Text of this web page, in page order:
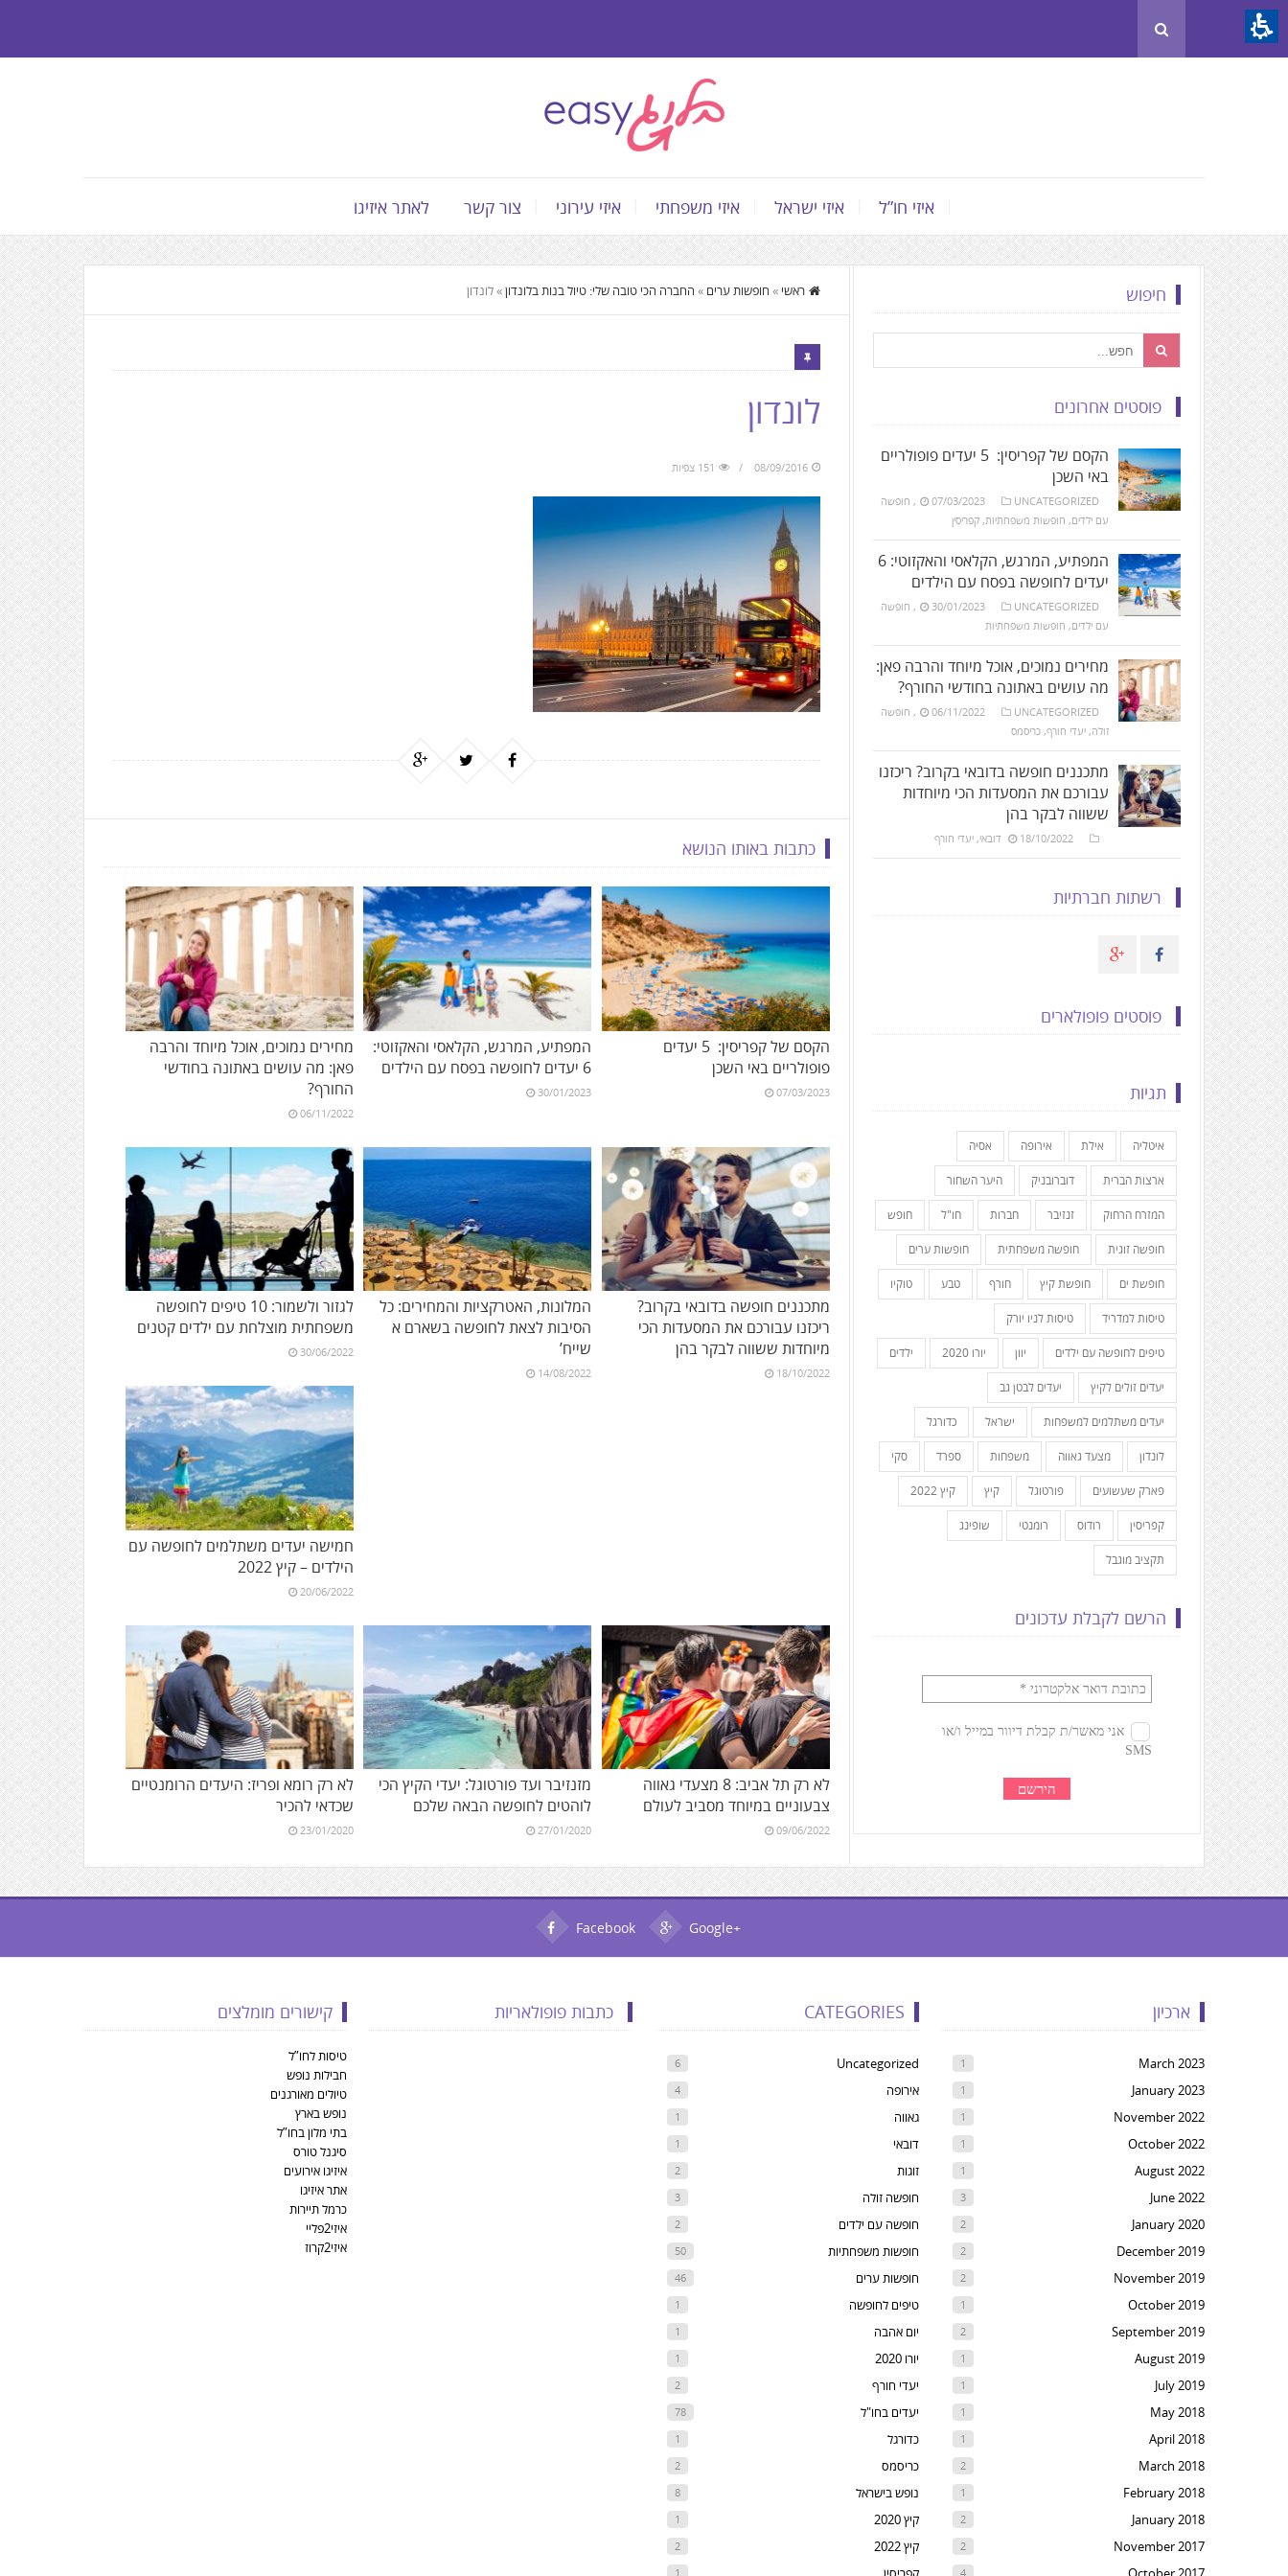
The
beginning
to
the
main
Content
איזי חו”ל איזי ישראל איזי משפחתי איזי עירוני צור קשר לאתר איזיגו
Enter
ראשי » חופשות ערים » החברה הכי טובה שלי: טיול בנות בלונדון»לונדון
לונדון
08/09/2016 151 צפיות
כתבות באותו הנושא
הקסם של קפריסין: 5 יעדים
פופולריים באי השכן
07/03/2023
המפתיע, המרגש, הקלאסי והאקזוטי:
6 יעדים לחופשה בפסח עם הילדים
30/01/2023
מחירים נמוכים, אוכל מיוחד והרבה
פאן: מה עושים באתונה בחודשי
החורף?
06/11/2022
מתכננים חופשה בדובאי בקרוב?
ריכזנו עבורכם את המסעדות הכי
מיוחדות ששווה לבקר בהן
18/10/2022
המלונות, האטרקציות והמחירים: כל
הסיבות לצאת לחופשה בשארם א
שייח’
14/08/2022
לגזור ולשמור: 10 טיפים לחופשה
משפחתית מוצלחת עם ילדים קטנים
30/06/2022
חמישה יעדים משתלמים לחופשה עם
הילדים – קיץ 2022
20/06/2022
לא רק תל אביב: 8 מצעדי גאווה
צבעוניים במיוחד מסביב לעולם
09/06/2022
מזנזיבר ועד פורטוגל: יעדי הקיץ הכי
לוהטים לחופשה הבאה שלכם
27/01/2020
לא רק רומא ופריז: היעדים הרומנטיים
שכדאי להכיר
23/01/2020
חיפוש
פוסטים אחרונים
הקסם של קפריסין: 5 יעדים פופולריים
באי השכן
07/03/2023 UNCATEGORIZED
, חופשה
עם ילדים, חופשות משפחתיות,קפריסין
המפתיע, המרגש, הקלאסי והאקזוטי: 6
יעדים לחופשה בפסח עם הילדים
30/01/2023 UNCATEGORIZED
, חופשה
עם ילדים, חופשות משפחתיות
מחירים נמוכים, אוכל מיוחד והרבה פאן:
מה עושים באתונה בחודשי החורף?
06/11/2022 UNCATEGORIZED
, חופשה
זולה,יעדי חורף,כריסמס
מתכננים חופשה בדובאי בקרוב? ריכזנו
עבורכם את המסעדות הכי מיוחדות
ששווה לבקר בהן
18/10/2022 דובאי,יעדי חורף
רשתות חברתיות
פוסטים פופולארים
תגיות
איטליה אילת אירופה אסיה
ארצות הברית דוברובניק היער השחור
המזרח הרחוק זנזיבר חברות חו"ל חופש
חופשה זוגית חופשה משפחתית חופשות ערים
חופשת ים חופשת קיץ חורף טבע טוקיו
טיסות למדריד טיסות לניו יורק
טיפים לחופשה עם ילדים יוון יורו 2020 ילדים
יעדים זולים לקיץ יעדים לבטן גב
יעדים משתלמים למשפחות ישראל כדורגל
לונדון מצעד גאווה משפחות ספרד סקי
פארק שעשועים פורטוגל קיץ קיץ 2022
קפריסין רודוס רומנטי שופינג
תקציב מוגבל
הרשם לקבלת עדכונים
Facebook Google+
קישורים מומלצים
טיסות לחו”ל
חבילות נופש
טיולים מאורגנים
נופש בארץ
בתי מלון בחו”ל
סיגנל טורס
איזיגו אירועים
אתר איזיגו
כרמל תיירות
איזי2פליי
איזי2קרוז
כתבות פופולאריות CATEGORIES
Uncategorized
6
אירופה 4
גאווה 1
דובאי 1
זוגות 2
חופשה זולה 3
חופשה עם ילדים 2
חופשות משפחתיות 50
חופשות ערים 46
טיפים לחופשה 1
יום אהבה 1
יורו 2020 1
יעדי חורף 2
יעדים בחו"ל 78
כדורגל 1
כריסמס 2
נופש בישראל 8
קיץ 2020 1
קיץ 2022 2
1
ארכיון
March 2023
1
January 2023
1
November 2022
1
October 2022
1
August 2022
1
June 2022
3
January 2020
2
December 2019
2
November 2019
2
October 2019
1
September 2019
2
August 2019
1
July 2019
1
May 2018
1
April 2018
1
March 2018
2
February 2018
1
January 2018
2
November 2017
2
4